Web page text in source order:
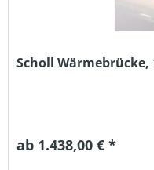
Scholl
ab 1.438,00 € *